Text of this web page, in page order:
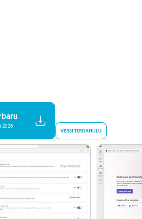
2026
VERSI TERDAHULU